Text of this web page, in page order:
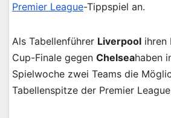
Premier League-Tippspiel an.
Als Tabellenführer Liverpool ihren
Cup-Finale gegen Chelseahaben
Spielwoche zwei Teams die
Tabellenspitze der Premier